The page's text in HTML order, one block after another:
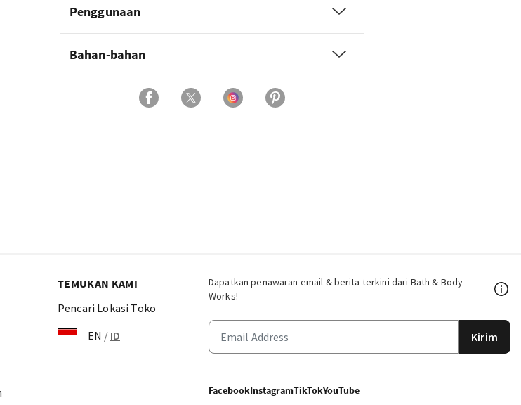
Penggunaan
Bahan-bahan
Dapatkan penawaran email & berita terkini dari Bath & Body
Works!
Kirim
FacebookInstagramTikTokYouTube
TEMUKAN KAMI
Pencari Lokasi Toko
EN / ID